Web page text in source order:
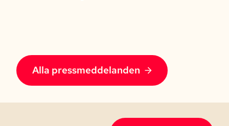
Alla pressmeddelanden